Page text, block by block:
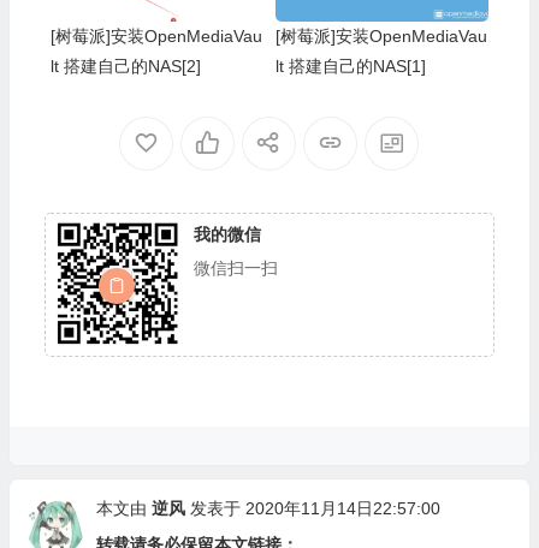
[树莓派]安装OpenMediaVau
lt 搭建自己的NAS[2]
[树莓派]安装OpenMediaVau
lt 搭建自己的NAS[1]
我的微信
微信扫一扫
本文由 逆风发表于 2020年11月14日22:57:00